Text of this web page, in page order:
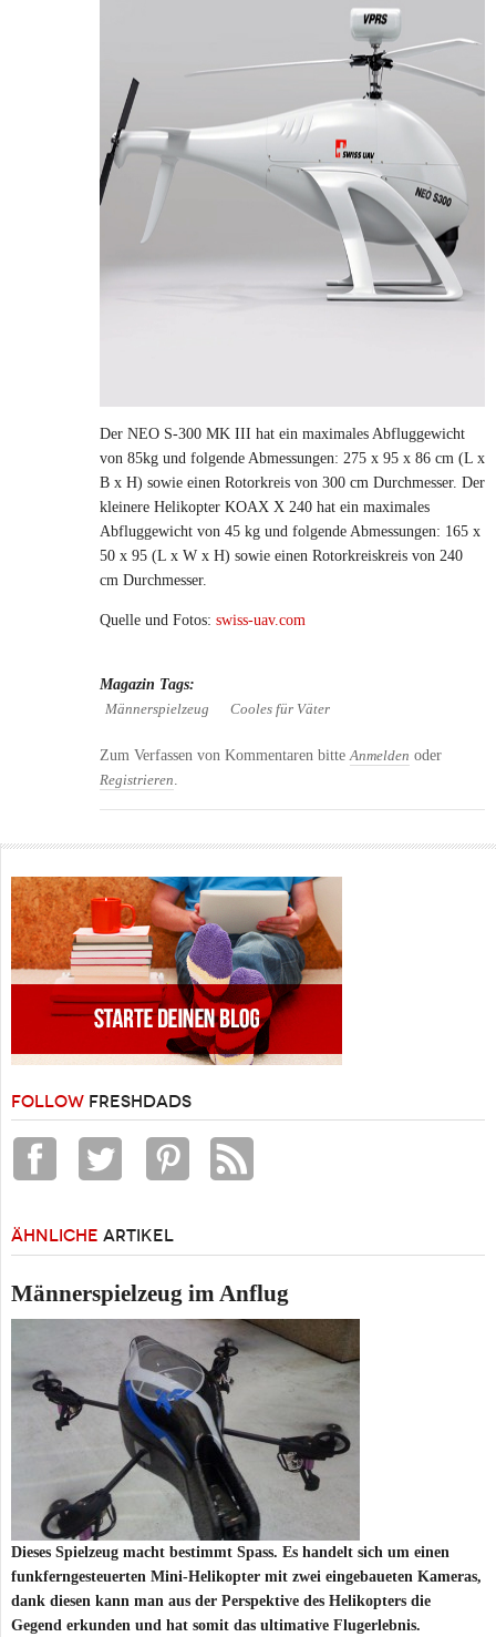
Der NEO S-300 MK III hat ein maximales Abfluggewicht
von 85kg und folgende Abmessungen: 275 x 95 x 86 cm (L x
B x H) sowie einen Rotorkreis von 300 cm Durchmesser. Der
kleinere Helikopter KOAX X 240 hat ein maximales
Abfluggewicht von 45 kg und folgende Abmessungen: 165 x
50 x 95 (L x W x H) sowie einen Rotorkreiskreis von 240
cm Durchmesser.
Quelle und Fotos: swiss-uav.com
Magazin Tags:
Männerspielzeug Cooles für Väter
Zum Verfassen von Kommentaren bitte Anmelden oder
Registrieren
FOLLOW FRESHDADS
ÄHNLICHE ARTIKEL
Männerspielzeug im Anflug
Dieses Spielzeug macht bestimmt Spass. Es handelt sich um einen
funkferngesteuerten Mini-Helikopter mit zwei eingebaueten Kameras,
dank diesen kann man aus der Perspektive des Helikopters die
Gegend erkunden und hat somit das ultimative Flugerlebnis.